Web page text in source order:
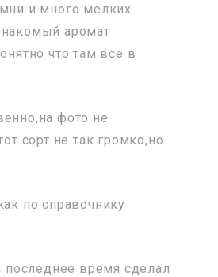
и много мелких
аромат
что там все в
фото не
сорт не так громко,но
по справочнику
последнее время сделал